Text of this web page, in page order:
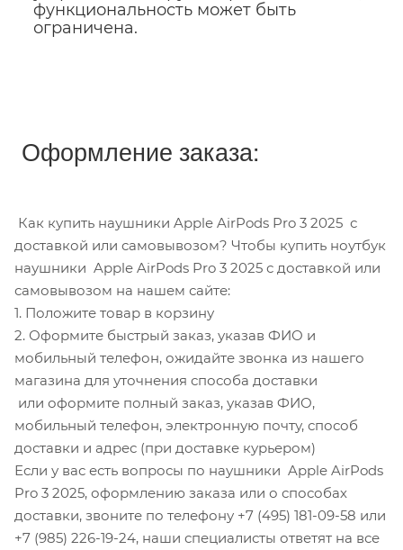
функциональность может быть
ограничена.
Оформление заказа:
Как купить наушники Apple AirPods Pro 3 2025 с
доставкой или самовывозом? Чтобы купить ноутбук
наушники Apple AirPods Pro 3 2025 с доставкой или
самовывозом на нашем сайте:
1. Положите товар в корзину
2. Оформите быстрый заказ, указав ФИО и
мобильный телефон, ожидайте звонка из нашего
магазина для уточнения способа доставки
или оформите полный заказ, указав ФИО,
мобильный телефон, электронную почту, способ
доставки и адрес (при доставке курьером)
Если у вас есть вопросы по наушники Apple AirPods
Pro 3 2025, оформлению заказа или о способах
доставки, звоните по телефону +7 (495) 181-09-58 или
+7 (985) 226-19-24, наши специалисты ответят на все